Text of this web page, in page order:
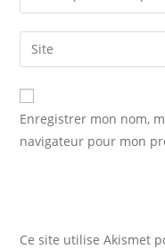
comment
your
email
address
comment
Saisir
l’URL
de
votre
(facultatif)
Enregistrer mon nom,
navigateur pour mon
Ce site utilise Akismet